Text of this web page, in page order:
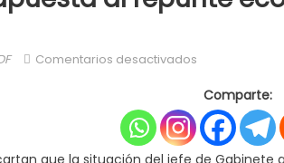
Comentarios desactivados
caso
Adorni
sacude
Comparte: